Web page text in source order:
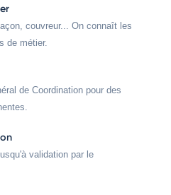
couvreur... On connaît les
de métier.
de Coordination pour des
validation par le